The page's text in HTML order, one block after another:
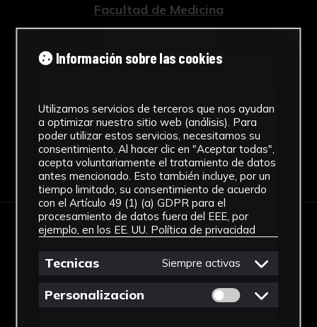
Facultad de Medicina
2,5 x 15,5 x 2 cm.
Descargar Ficha
IMÁGENES
Información sobre las cookies
Utilizamos servicios de terceros que nos ayudan
a optimizar nuestro sitio web (análisis). Para
poder utilizar estos servicios, necesitamos su
consentimiento. Al hacer clic en "Aceptar todas",
acepta voluntariamente el tratamiento de datos
antes mencionado. Esto también incluye, por un
tiempo limitado, su consentimiento de acuerdo
con el Artículo 49 (1) (a) GDPR para el
procesamiento de datos fuera del EEE, por
ejemplo, en los EE. UU. Política de privacidad
Tecnicas Siempre activas
Personalizacion Permitir cookies